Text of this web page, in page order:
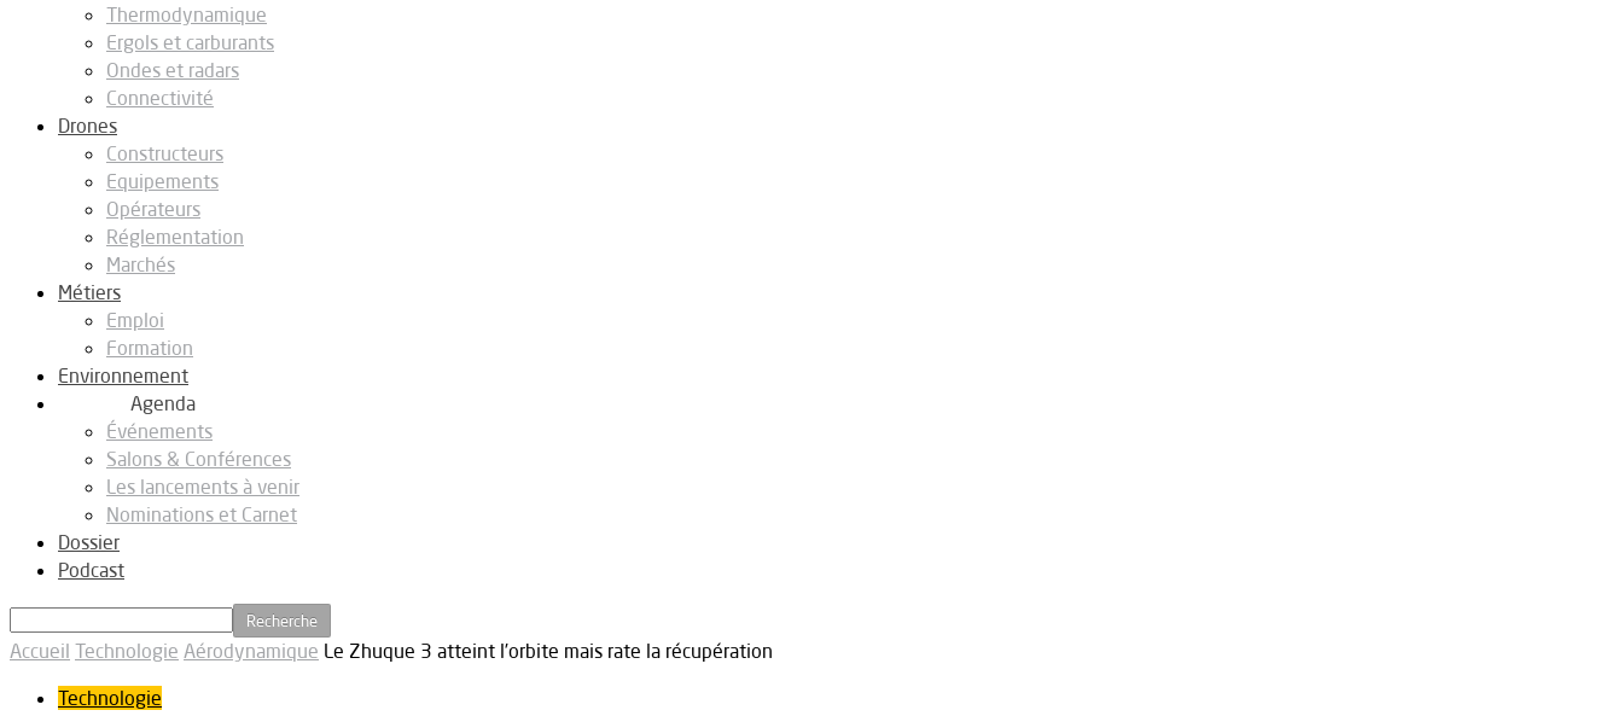
Thermodynamique
Ergols et carburants
Ondes et radars
Connectivité
Drones
Constructeurs
Equipements
Opérateurs
Réglementation
Marchés
Métiers
Emploi
Formation
Environnement
Agenda
Événements
Salons & Conférences
Les lancements à venir
Nominations et Carnet
Dossier
Podcast
Accueil Technologie Aérodynamique Le Zhuque 3 atteint l’orbite mais rate la récupération
Technologie